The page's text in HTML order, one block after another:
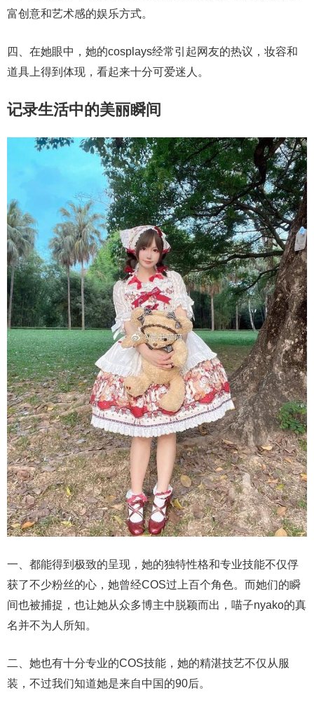
富创意和艺术感的娱乐方式。
四、在她眼中，她的cosplays经常引起网友的热议，妆容和
道具上得到体现，看起来十分可爱迷人。
记录生活中的美丽瞬间
一、都能得到极致的呈现，她的独特性格和专业技能不仅俘
获了不少粉丝的心，她曾经COS过上百个角色。而她们的瞬
间也被捕捉，也让她从众多博主中脱颖而出，喵子nyako的真
名并不为人所知。
二、她也有十分专业的COS技能，她的精湛技艺不仅从服
装，不过我们知道她是来自中国的90后。